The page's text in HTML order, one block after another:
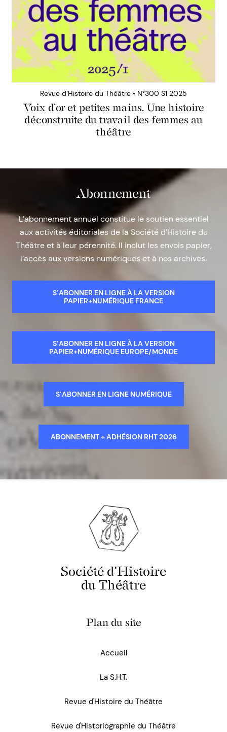
Revue d’Histoire du Théâtre • N°300 S1 2025
Voix d’or et petites mains. Une histoire
déconstruite du travail des femmes au
théâtre
Abonnement
L’abonnement annuel constitue le soutien essentiel
aux activités éditoriales de la Société d’Histoire du
Théâtre et à leur pérennité. Il inclut les envois papier,
l’accès aux versions numériques et à nos archives.
S’ABONNER EN LIGNE À LA VERSION
PAPIER+NUMÉRIQUE FRANCE
S’ABONNER EN LIGNE À LA VERSION
PAPIER+NUMÉRIQUE EUROPE/MONDE
S’ABONNER EN LIGNE NUMÉRIQUE
ABONNEMENT + ADHÉSION RHT 2026
Société d'Histoire
du Théâtre
Plan du site
Accueil
La S.H.T.
Revue d'Histoire du Théâtre
Revue d'Historiographie du Théâtre